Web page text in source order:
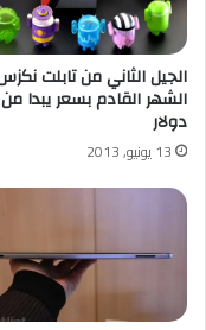
دولار
13 يونيو, 2013